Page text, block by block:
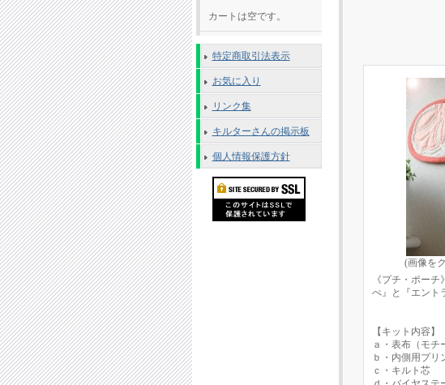
カートは空です。
特定商取引法表示
お気に入り
リンク集
キルターさんの掲示板
個人情報保護方針
(画像を
《プチ・ポー
ぺ』と『エント
【キット内容】
ａ・表布（モチ
ｂ・内側用プリ
ｃ・キルト芯